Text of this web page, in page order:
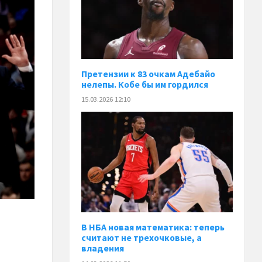
Претензии к 83 очкам Адебайо
нелепы. Кобе бы им гордился
15.03.2026 12:10
В НБА новая математика: теперь
считают не трехочковые, а
владения